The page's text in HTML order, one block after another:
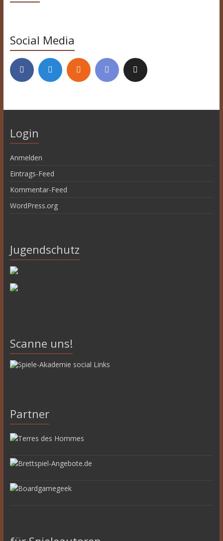
Social Media
Login
Anmelden
Eintrags-Feed
Kommentar-Feed
WordPress.org
Jugendschutz
Scanne uns!
Partner